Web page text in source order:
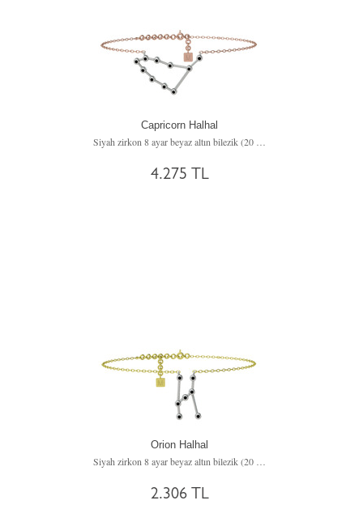
Capricorn Halhal
4.275 TL
Orion Halhal
2.306 TL